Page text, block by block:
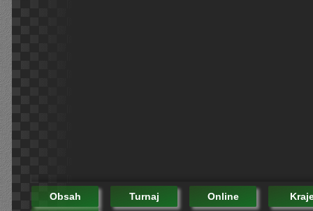
Obsah Turnaj Online